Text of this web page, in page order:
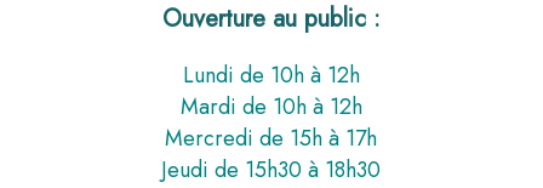
Ouverture au public :
Lundi de 10h à 12h
Mardi de 10h à 12h
Mercredi de 15h à 17h
Jeudi de 15h30 à 18h30